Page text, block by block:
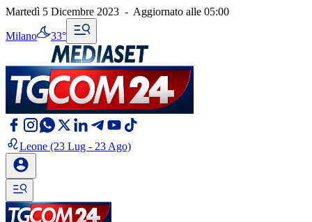
Martedì 5 Dicembre 2023 - Aggiornato alle 05:00
Milano 33°
Leone (23 Lug - 23 Ago)